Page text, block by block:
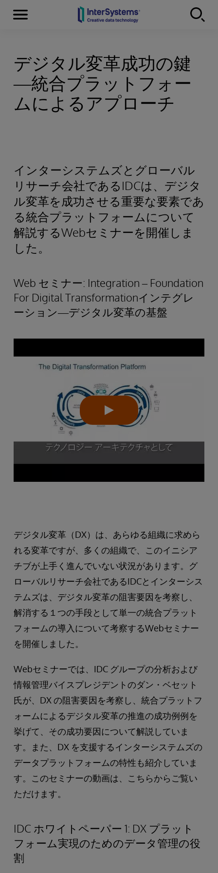
Skip to content
Menu
デジタル変革成功の鍵
―統合プラットフォー
ムによるアプローチ
インターシステムズとグローバル
リサーチ会社であるIDCは、デジタ
ル変革を成功させる重要な要素であ
る統合プラットフォームについて
解説するWebセミナーを開催しま
した。
Web セミナー: Integration – Foundation
For Digital Transformationインテグレ
ーション―デジタル変革の基盤
デジタル変革（DX）は、あらゆる組織に求めら
れる変革ですが、多くの組織で、このイニシア
チブが上手く進んでいない状況があります。グ
ローバルリサーチ会社であるIDCとインターシス
テムズは、デジタル変革の阻害要因を考察し、
解消する１つの手段として単一の統合プラット
フォームの導入について考察するWebセミナー
を開催しました。
Webセミナーでは、IDC グループの分析および
情報管理バイスプレジデントのダン・ベセット
氏が、DX の阻害要因を考察し、統合プラットフ
ォームによるデジタル変革の推進の成功例例を
挙げて、その成功要因について解説していま
す。また、DX を支援するインターシステムズの
データプラットフォームの特性も紹介していま
す。このセミナーの動画は、こちらからご覧い
ただけます。
IDC ホワイトペーパー 1: DX プラット
フォーム実現のためのデータ管理の役
割